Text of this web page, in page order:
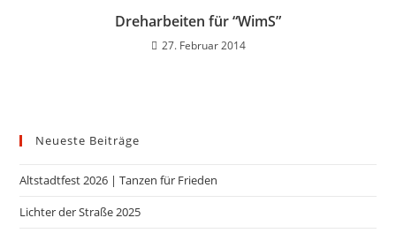
Dreharbeiten für “WimS”
27. Februar 2014
Neueste Beiträge
Altstadtfest 2026 | Tanzen für Frieden
Lichter der Straße 2025